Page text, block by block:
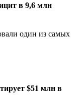
в 9,6 млн
один из самых
$51 млн в